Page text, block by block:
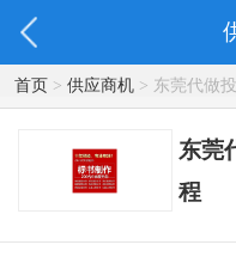
首页> 供应商机> 东莞代做
东莞
程